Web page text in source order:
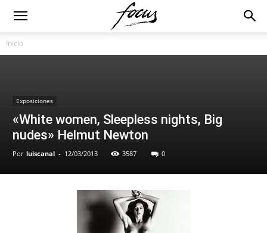
Inicio
Exposiciones
«White women, Sleepless nights, Big
nudes» Helmut Newton
Por luiscanal - 12/03/2013 3587 0